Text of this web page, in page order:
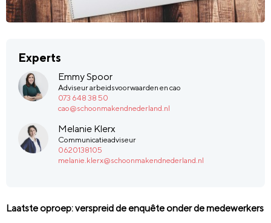
Experts
Emmy Spoor
Adviseur arbeidsvoorwaarden en cao
073 648 38 50
cao@schoonmakendnederland.nl
Melanie Klerx
Communicatieadviseur
0620138105
melanie.klerx@schoonmakendnederland.nl
Laatste oproep: verspreid de enquête onder de medewerkers